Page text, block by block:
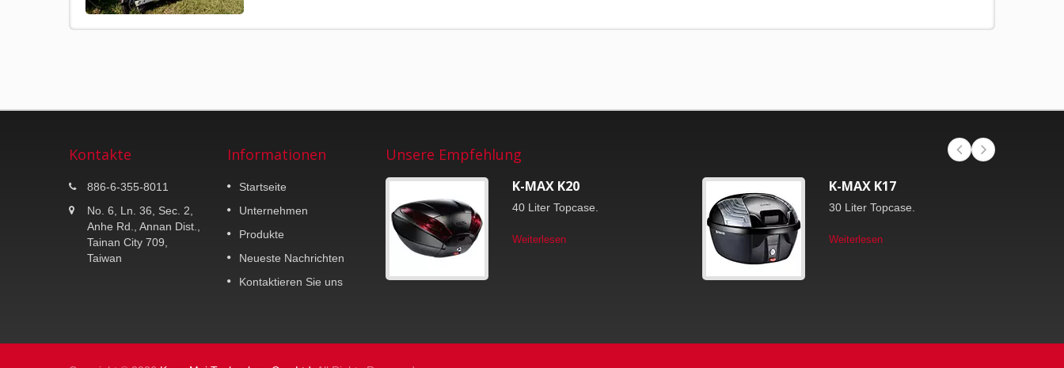
Kontakte
886-6-355-8011
No. 6, Ln. 36, Sec. 2,
Anhe Rd., Annan Dist.,
Tainan City 709,
Taiwan
Informationen
Startseite
Unternehmen
Produkte
Neueste Nachrichten
Kontaktieren Sie uns
Unsere Empfehlung
K-MAX K25
30 Liter Topcase.
Weiterlesen
K-MAX K20
40 Liter Topcase.
Weiterlesen
K-MAX K17
30 Liter Topcase.
Weiterlesen